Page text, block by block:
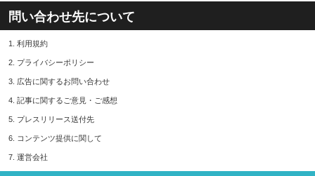
問い合わせ先について
1. 利用規約
2. プライバシーポリシー
3. 広告に関するお問い合わせ
4. 記事に関するご意見・ご感想
5. プレスリリース送付先
6. コンテンツ提供に関して
7. 運営会社